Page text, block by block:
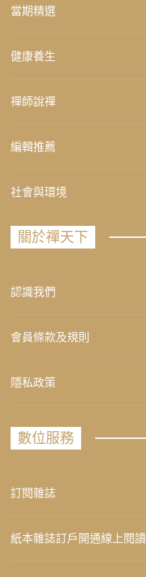
當期精選
健康養生
禪師說禪
編輯推薦
社會與環境
關於禪天下
認識我們
會員條款及規則
隱私政策
數位服務
訂閱雜誌
紙本雜誌訂戶開通線上閱讀